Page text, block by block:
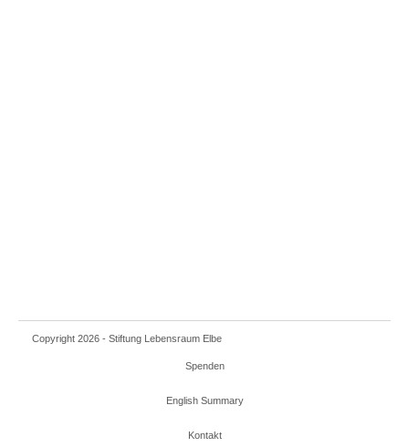
Copyright 2026 - Stiftung Lebensraum Elbe
Spenden
English Summary
Kontakt